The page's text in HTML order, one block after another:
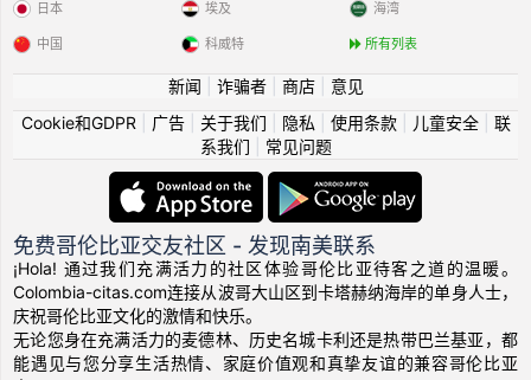
日本
中国
埃及
科威特
海湾
所有列表
新闻 诈骗者| 商店| 意见
Cookie和GDPR
广告| 关于我们 隐私 使用条款| 儿童安全| 联
系我们
常见问题
免费哥伦比亚交友社区 - 发现南美联系
¡Hola! 通过我们充满活力的社区体验哥伦比亚待客之道的温暖。
Colombia-citas.com连接从波哥大山区到卡塔赫纳海岸的单身人士，
庆祝哥伦比亚文化的激情和快乐。
无论您身在充满活力的麦德林、历史名城卡利还是热带巴兰基亚，都
能遇见与您分享生活热情、家庭价值观和真挚友谊的兼容哥伦比亚